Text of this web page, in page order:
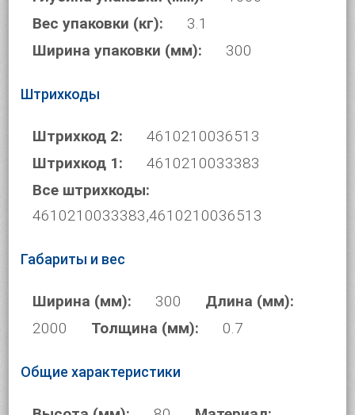
Вес упаковки (кг):
3.1
Ширина упаковки (мм):
300
Штрихкоды
Штрихкод 2:
4610210036513
Штрихкод 1:
4610210033383
Все штрихкоды:
4610210033383,4610210036513
Габариты и вес
Ширина (мм): 300
Длина (мм):
2000
Толщина (мм): 0.7
Общие характеристики